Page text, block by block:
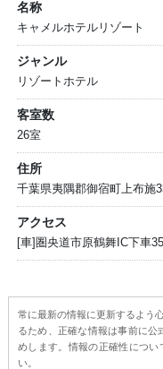
名称
キャメルホテルリゾート
ジャンル
リゾートホテル
客室数
26室
住所
千葉県夷隅郡御宿町上布施
アクセス
[車]圏央道市原鶴舞IC下車
常に最新の情報に更新するよう
るため、正確な情報は事前に公
めします。情報の正確性につ
い。